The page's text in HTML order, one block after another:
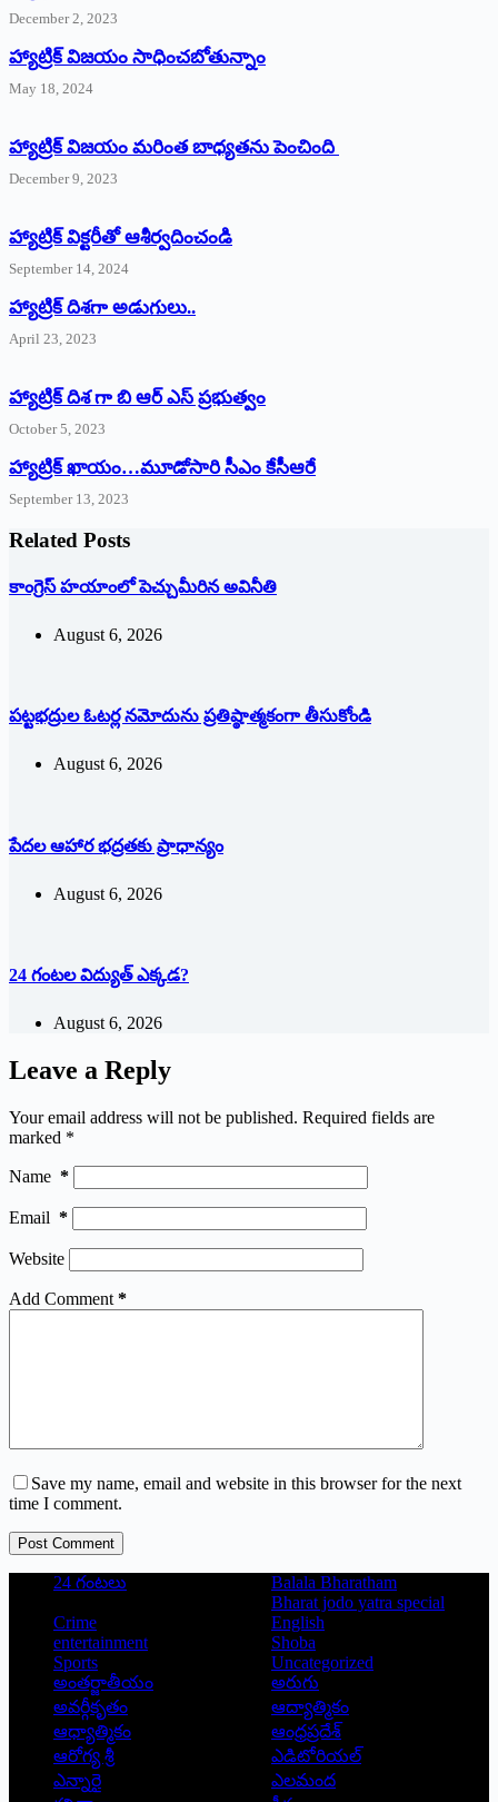
December 2, 2023
హ్యాట్రిక్‌ విజయం సాధించబోతున్నాం
May 18, 2024
హ్యాట్రిక్ విజయం మరింత బాధ్యతను పెంచింది
December 9, 2023
హ్యాట్రిక్‌ ‌విక్టరీతో ఆశీర్వదించండి
September 14, 2024
‌హ్యాట్రిక్‌ ‌దిశగా అడుగులు..
April 23, 2023
హ్యాట్రిక్ దిశ గా బి ఆర్ ఎస్ ప్రభుత్వం
October 5, 2023
హ్యాట్రిక్‌ ‌ఖాయం…మూడోసారి సీఎం కేసీఆరే
September 13, 2023
Related Posts
కాంగ్రెస్ హయాంలో పెచ్చుమీరిన అవినీతి
August 6, 2026
పట్టభద్రుల ఓటర్ల నమోదును ప్రతిష్ఠాత్మకంగా తీసుకోండి
August 6, 2026
పేదల ఆహార భద్రతకు ప్రాధాన్యం
August 6, 2026
24 గంటల విద్యుత్ ఎక్కడ?
August 6, 2026
Leave a Reply
Your email address will not be published. Required fields are
marked *
Name *
Email *
Website
Add Comment *
Save my name, email and website in this browser for the next
time I comment.
Post Comment
24 గంటలు
Balala Bharatham
Bharat jodo yatra special
Crime
English
entertainment
Shoba
Sports
Uncategorized
అంతర్జాతీయం
అరుగు
అవర్గీకృతం
ఆద్యాత్మికం
ఆధ్యాత్మికం
ఆంధ్రప్రదేశ్
ఆరోగ్య శ్రీ
ఎడిటోరియల్
ఎన్నారై
ఎలమంద